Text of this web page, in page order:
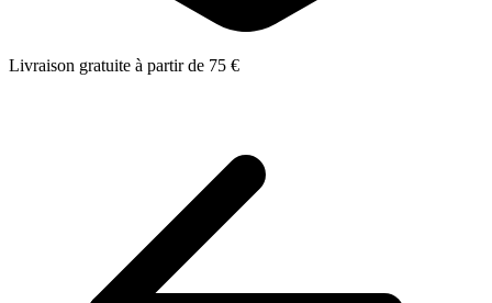
Livraison gratuite à partir de 75 €